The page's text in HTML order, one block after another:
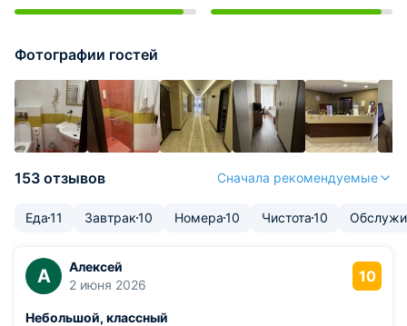
Фотографии гостей
153 отзывов Сначала рекомендуемые
Еда11 Завтрак10 Номера10 Чистота10
А
Алексей
2 июня 2026
10
Небольшой, классный